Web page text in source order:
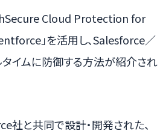
Cloud Protection for
」を活用し、Salesforce／
イムに防御する方法が紹介され
と共同で設計・開発された、